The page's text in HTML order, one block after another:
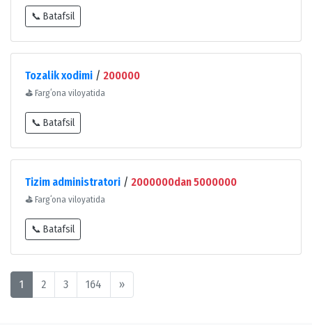
📞 Batafsil
Tozalik xodimi / 200000
⛳ Fargʻona viloyatida
📞 Batafsil
Tizim administratori / 2000000dan 5000000
⛳ Fargʻona viloyatida
📞 Batafsil
1 2 3 164 »